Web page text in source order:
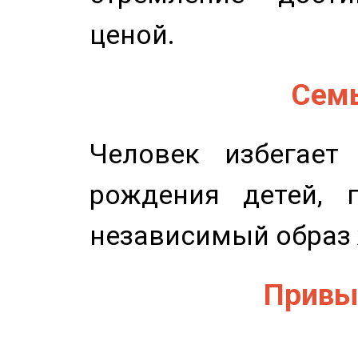
ценой.
Человек
рождения детей,
независимый